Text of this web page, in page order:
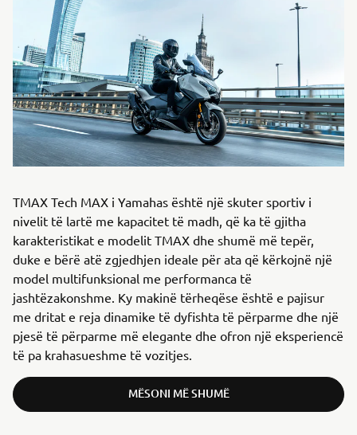
TMAX Tech MAX i Yamahas është një skuter sportiv i
nivelit të lartë me kapacitet të madh, që ka të gjitha
karakteristikat e modelit TMAX dhe shumë më tepër,
duke e bërë atë zgjedhjen ideale për ata që kërkojnë një
model multifunksional me performanca të
jashtëzakonshme. Ky makinë tërheqëse është e pajisur
me dritat e reja dinamike të dyfishta të përparme dhe një
pjesë të përparme më elegante dhe ofron një eksperiencë
të pa krahasueshme të vozitjes.
MËSONI MË SHUMË